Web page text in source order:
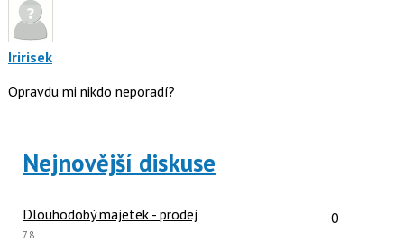
Iririsek
Opravdu mi nikdo neporadí?
Nejnovější diskuse
Dlouhodobý majetek - prodej Počet
0
Poslední
7.8.